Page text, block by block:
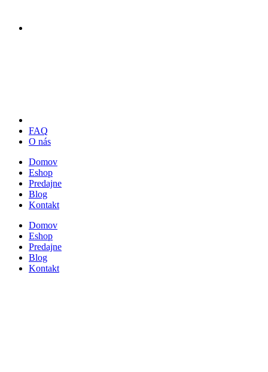
FAQ
O nás
Domov
Eshop
Predajne
Blog
Kontakt
Domov
Eshop
Predajne
Blog
Kontakt